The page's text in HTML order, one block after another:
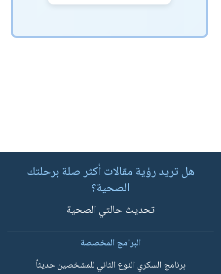
هل تريد رؤية مقالات أكثر صلة برحلتك
الصحية؟
تحديث حالتي الصحية
البرامج المخصصة
برنامج السكري النوع الثاني للمشخصين حديثاً